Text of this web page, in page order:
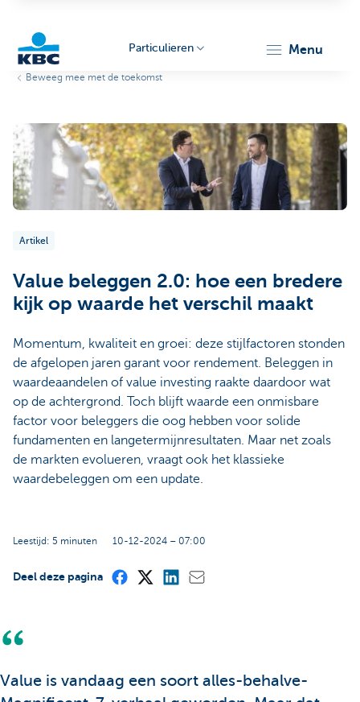
Particulieren menu
Beweeg mee met de toekomst
Artikel
Value beleggen 2.0: hoe een bredere
kijk op waarde het verschil maakt
Momentum, kwaliteit en groei: deze stijlfactoren stonden
de afgelopen jaren garant voor rendement. Beleggen in
waardeaandelen of value investing raakte daardoor wat
op de achtergrond. Toch blijft waarde een onmisbare
factor voor beleggers die oog hebben voor solide
fundamenten en langetermijnresultaten. Maar net zoals
de markten evolueren, vraagt ook het klassieke
waardebeleggen om een update.
Leestijd: 5 minuten 10-12-2024 – 07:00
Deel deze pagina
Value is vandaag een soort alles-behalve-